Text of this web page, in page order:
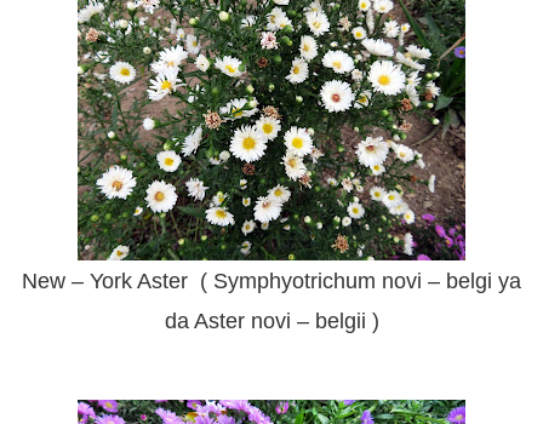
New – York Aster ( Symphyotrichum novi – belgi ya
da Aster novi – belgii )